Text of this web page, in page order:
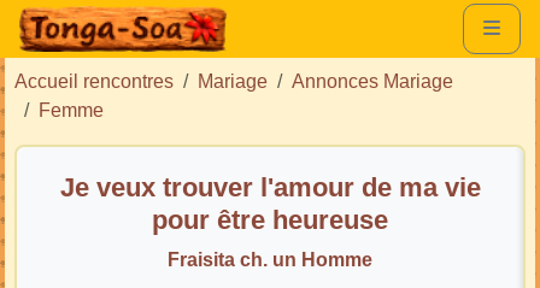
Accueil rencontres Mariage
Annonces Mariage
Femme
Je veux trouver l'amour de ma vie
pour être heureuse
Fraisita ch. un Homme